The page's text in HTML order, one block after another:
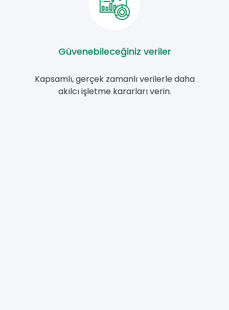
Güvenebileceğiniz veriler
Kapsamlı, gerçek zamanlı verilerle daha
akılcı işletme kararları verin.